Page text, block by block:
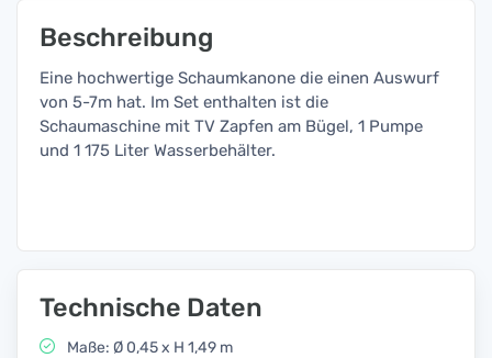
Beschreibung
Eine hochwertige Schaumkanone die einen Auswurf
von 5-7m hat. Im Set enthalten ist die
Schaumaschine mit TV Zapfen am Bügel, 1 Pumpe
und 1 175 Liter Wasserbehälter.
Technische Daten
Maße: Ø 0,45 x H 1,49 m